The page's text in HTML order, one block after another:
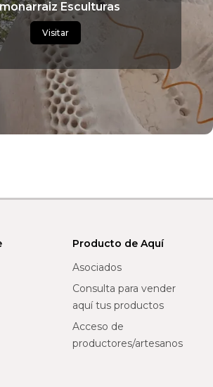
Esculturas
Visitar
Producto de Aquí
Asociados
Consulta para vender
aquí tus productos
Acceso de
productores/artesanos